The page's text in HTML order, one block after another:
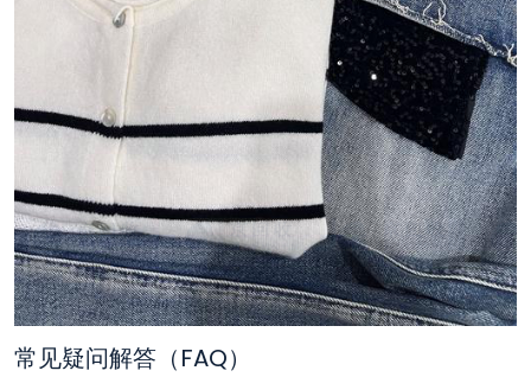
常见疑问解答（FAQ）